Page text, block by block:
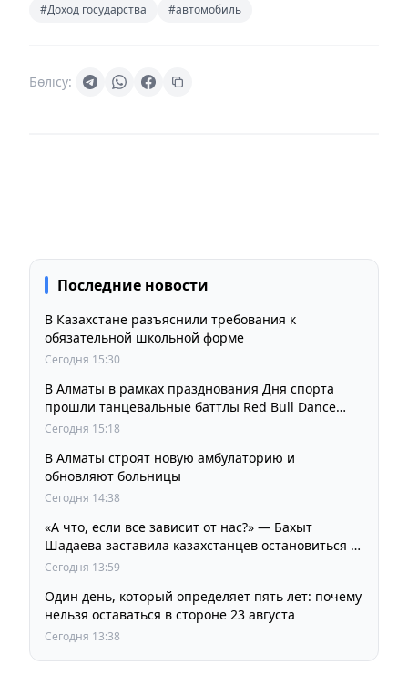
#Доход государства #автомобиль
Бөлісу:
Последние новости
В Казахстане разъяснили требования к
обязательной школьной форме
Сегодня 15:30
В Алматы в рамках празднования Дня спорта
прошли танцевальные баттлы Red Bull Dance
Your Style
Сегодня 15:18
В Алматы строят новую амбулаторию и
обновляют больницы
Сегодня 14:38
«А что, если все зависит от нас?» — Бахыт
Шадаева заставила казахстанцев остановиться и
задуматься
Сегодня 13:59
Один день, который определяет пять лет: почему
нельзя оставаться в стороне 23 августа
Сегодня 13:38